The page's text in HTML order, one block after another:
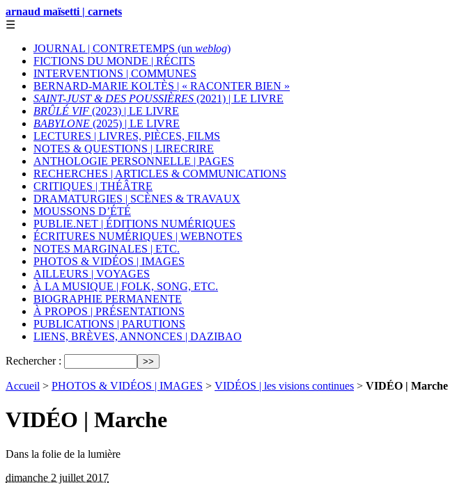
arnaud maïsetti | carnets
☰
JOURNAL | CONTRETEMPS (un weblog)
FICTIONS DU MONDE | RÉCITS
INTERVENTIONS | COMMUNES
BERNARD-MARIE KOLTÈS | « RACONTER BIEN »
SAINT-JUST & DES POUSSIÈRES (2021) | LE LIVRE
BRÛLÉ VIF (2023) | LE LIVRE
BABYLONE (2025) | LE LIVRE
LECTURES | LIVRES, PIÈCES, FILMS
NOTES & QUESTIONS | LIRECRIRE
ANTHOLOGIE PERSONNELLE | PAGES
RECHERCHES | ARTICLES & COMMUNICATIONS
CRITIQUES | THÉÂTRE
DRAMATURGIES | SCÈNES & TRAVAUX
MOUSSONS D’ÉTÉ
PUBLIE.NET | ÉDITIONS NUMÉRIQUES
ÉCRITURES NUMÉRIQUES | WEBNOTES
NOTES MARGINALES | ETC.
PHOTOS & VIDÉOS | IMAGES
AILLEURS | VOYAGES
À LA MUSIQUE | FOLK, SONG, ETC.
BIOGRAPHIE PERMANENTE
À PROPOS | PRÉSENTATIONS
PUBLICATIONS | PARUTIONS
LIENS, BRÈVES, ANNONCES | DAZIBAO
Rechercher :
Accueil > PHOTOS & VIDÉOS | IMAGES > VIDÉOS | les visions continues > VIDÉO | Marche
VIDÉO | Marche
Dans la folie de la lumière
dimanche 2 juillet 2017